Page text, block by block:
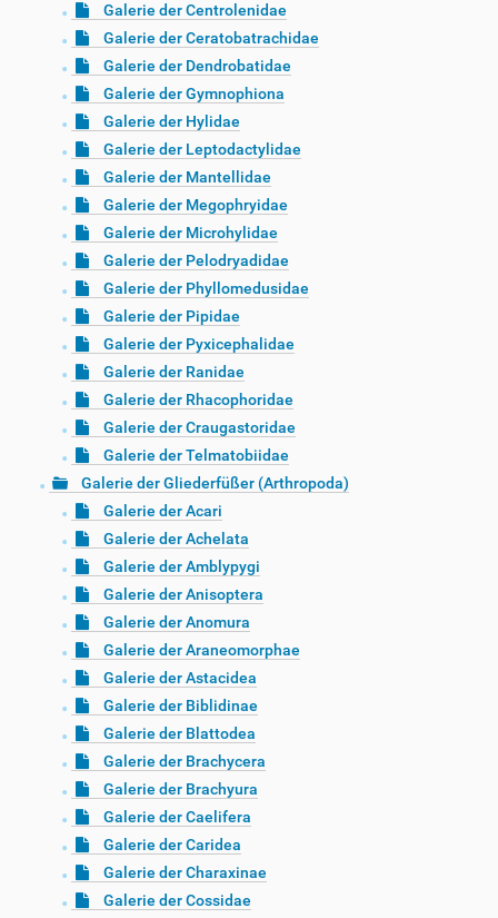
Galerie der Centrolenidae
Galerie der Ceratobatrachidae
Galerie der Dendrobatidae
Galerie der Gymnophiona
Galerie der Hylidae
Galerie der Leptodactylidae
Galerie der Mantellidae
Galerie der Megophryidae
Galerie der Microhylidae
Galerie der Pelodryadidae
Galerie der Phyllomedusidae
Galerie der Pipidae
Galerie der Pyxicephalidae
Galerie der Ranidae
Galerie der Rhacophoridae
Galerie der Craugastoridae
Galerie der Telmatobiidae
Galerie der Gliederfüßer (Arthropoda)
Galerie der Acari
Galerie der Achelata
Galerie der Amblypygi
Galerie der Anisoptera
Galerie der Anomura
Galerie der Araneomorphae
Galerie der Astacidea
Galerie der Biblidinae
Galerie der Blattodea
Galerie der Brachycera
Galerie der Brachyura
Galerie der Caelifera
Galerie der Caridea
Galerie der Charaxinae
Galerie der Cossidae